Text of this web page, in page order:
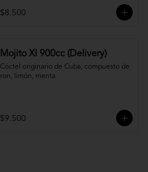
$8.500
Mojito Xl 900cc (Delivery)
Cóctel originario de Cuba, compuesto de
ron, limón, menta
$9.500